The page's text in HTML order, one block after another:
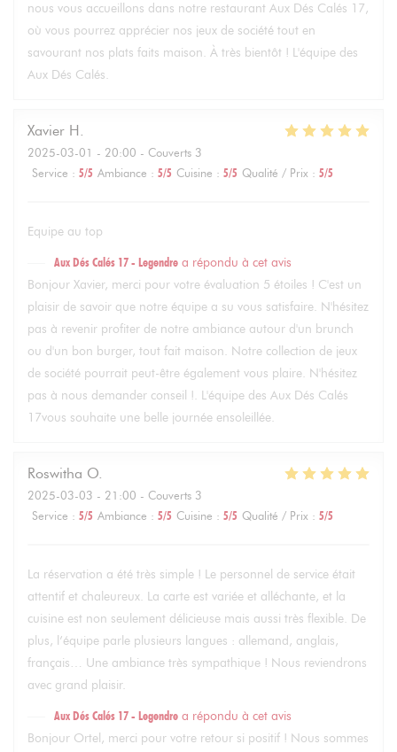
nous vous accueillons dans notre restaurant Aux Dés Calés 17,
où vous pourrez apprécier nos jeux de société tout en
savourant nos plats faits maison. À très bientôt ! L'équipe des
Aux Dés Calés.
Xavier H
2025-03-01 - 20:00 - Couverts 3
Service : 5/5 Ambiance : 5/5 Cuisine : 5/5 Qualité / Prix : 5/5
Equipe au top
Aux Dés Calés 17 - Legendre a répondu à cet avis
Bonjour Xavier, merci pour votre évaluation 5 étoiles ! C'est un
plaisir de savoir que notre équipe a su vous satisfaire. N'hésitez
pas à revenir profiter de notre ambiance autour d'un brunch
ou d'un bon burger, tout fait maison. Notre collection de jeux
de société pourrait peut-être également vous plaire. N'hésitez
pas à nous demander conseil !. L'équipe des Aux Dés Calés
17vous souhaite une belle journée ensoleillée.
Roswitha O
2025-03-03 - 21:00 - Couverts 3
Service : 5/5 Ambiance : 5/5 Cuisine : 5/5 Qualité / Prix : 5/5
La réservation a été très simple ! Le personnel de service était
attentif et chaleureux. La carte est variée et alléchante, et la
cuisine est non seulement délicieuse mais aussi très flexible. De
plus, l’équipe parle plusieurs langues : allemand, anglais,
français… Une ambiance très sympathique ! Nous reviendrons
avec grand plaisir.
Aux Dés Calés 17 - Legendre a répondu à cet avis
Bonjour Ortel, merci pour votre retour si positif ! Nous sommes